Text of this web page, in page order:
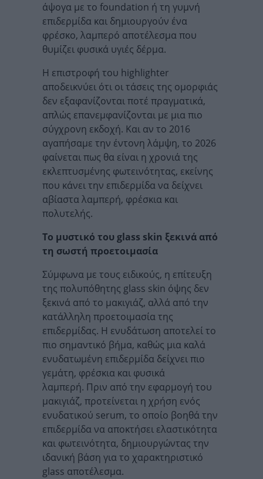
άψογα με το foundation ή τη γυμνή
επιδερμίδα και δημιουργούν ένα
φρέσκο, λαμπερό αποτέλεσμα που
θυμίζει φυσικά υγιές δέρμα.
Η επιστροφή του highlighter
αποδεικνύει ότι οι τάσεις της ομορφιάς
δεν εξαφανίζονται ποτέ πραγματικά,
απλώς επανεμφανίζονται με μια πιο
σύγχρονη εκδοχή. Και αν το 2016
αγαπήσαμε την έντονη λάμψη, το 2026
φαίνεται πως θα είναι η χρονιά της
εκλεπτυσμένης φωτεινότητας, εκείνης
που κάνει την επιδερμίδα να δείχνει
αβίαστα λαμπερή, φρέσκια και
πολυτελής.
Το μυστικό του glass skin ξεκινά από
τη σωστή προετοιμασία
Σύμφωνα με τους ειδικούς, η επίτευξη
της πολυπόθητης glass skin όψης δεν
ξεκινά από το μακιγιάζ, αλλά από την
κατάλληλη προετοιμασία της
επιδερμίδας. Η ενυδάτωση αποτελεί το
πιο σημαντικό βήμα, καθώς μια καλά
ενυδατωμένη επιδερμίδα δείχνει πιο
γεμάτη, φρέσκια και φυσικά
λαμπερή. Πριν από την εφαρμογή του
μακιγιάζ, προτείνεται η χρήση ενός
ενυδατικού serum, το οποίο βοηθά την
επιδερμίδα να αποκτήσει ελαστικότητα
και φωτεινότητα, δημιουργώντας την
ιδανική βάση για το χαρακτηριστικό
glass αποτέλεσμα.